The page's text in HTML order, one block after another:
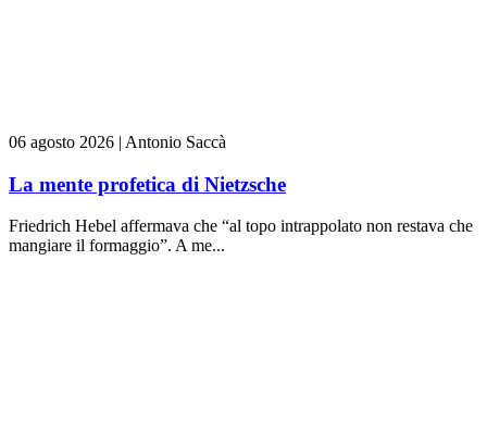
06 agosto 2026 | Antonio Saccà
La mente profetica di Nietzsche
Friedrich Hebel affermava che “al topo intrappolato non restava che
mangiare il formaggio”. A me...